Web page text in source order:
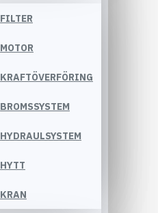
FILTER
MOTOR
KRAFTÖVERFÖRING
BROMSSYSTEM
HYDRAULSYSTEM
HYTT
KRAN